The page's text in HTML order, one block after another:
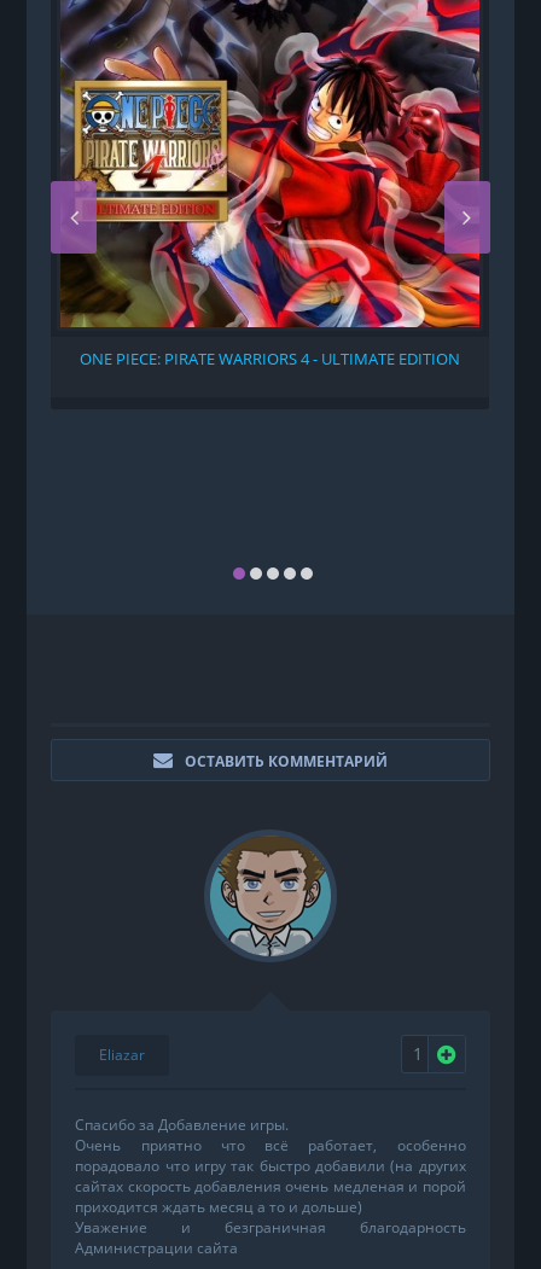
ONE PIECE: PIRATE WARRIORS 4 - ULTIMATE EDITION
ОСТАВИТЬ КОММЕНТАРИЙ
Eliazar 1
Спасибо за Добавление игры.
Очень приятно что всё работает, особенно
порадовало что игру так быстро добавили (на других
сайтах скорость добавления очень медленая и порой
приходится ждать месяц а то и дольше)
Уважение и безграничная благодарность
Администрации сайта